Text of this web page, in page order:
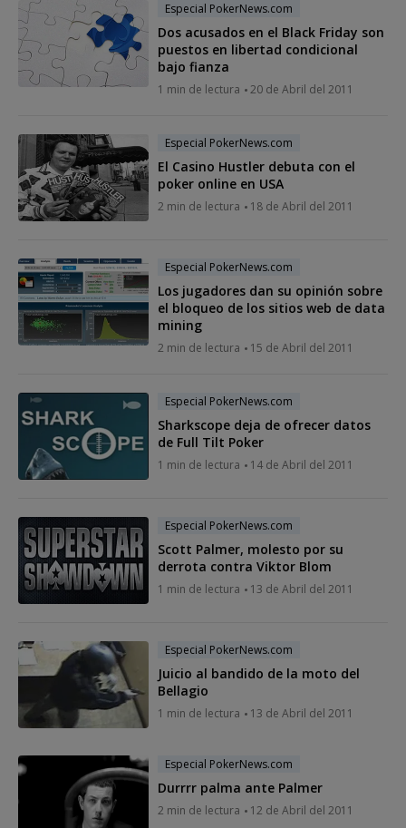
Especial PokerNews.com
Dos acusados en el Black Friday son
puestos en libertad condicional
bajo fianza
1 min de lectura 20 de Abril del 2011
Especial PokerNews.com
El Casino Hustler debuta con el
poker online en USA
2 min de lectura 18 de Abril del 2011
Especial PokerNews.com
Los jugadores dan su opinión sobre
el bloqueo de los sitios web de data
mining
2 min de lectura 15 de Abril del 2011
Especial PokerNews.com
Sharkscope deja de ofrecer datos
de Full Tilt Poker
1 min de lectura 14 de Abril del 2011
Especial PokerNews.com
Scott Palmer, molesto por su
derrota contra Viktor Blom
1 min de lectura 13 de Abril del 2011
Especial PokerNews.com
Juicio al bandido de la moto del
Bellagio
1 min de lectura 13 de Abril del 2011
Especial PokerNews.com
Durrrr palma ante Palmer
2 min de lectura 12 de Abril del 2011